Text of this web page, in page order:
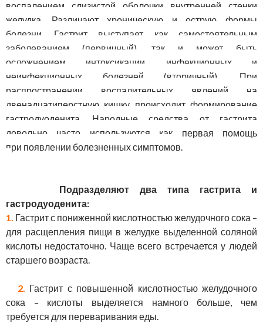
воспалением слизистой оболочки внутренней стенки
желудка. Различают хроническую и острую формы
болезни. Гастрит выступает как самостоятельным
заболеванием (первичный), так и может быть
осложнением интоксикации, инфекционных и
неинфекционных болезней (вторичный). При
распространении воспалительных явлений на
двенадцатиперстную кишку происходит формирование
гастродуоденита. Народные средства от гастрита
довольно часто используются как первая помощь
при появлении болезненных симптомов.
Подразделяют два типа гастрита и
гастродуоденита:
1. Гастрит с пониженной кислотностью желудочного сока –
для расщепления пищи в желудке выделенной соляной
кислоты недостаточно. Чаще всего встречается у людей
старшего возраста.
2. Гастрит с повышенной кислотностью желудочного
сока – кислоты выделяется намного больше, чем
требуется для переваривания еды.